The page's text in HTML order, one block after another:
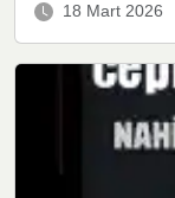
18 Mart 2026